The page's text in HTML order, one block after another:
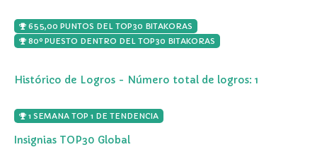
655,00 PUNTOS DEL TOP30 BITAKORAS
80º PUESTO DENTRO DEL TOP30 BITAKORAS
Histórico de Logros - Número total de logros: 1
1 SEMANA TOP 1 DE TENDENCIA
Insignias TOP30 Global